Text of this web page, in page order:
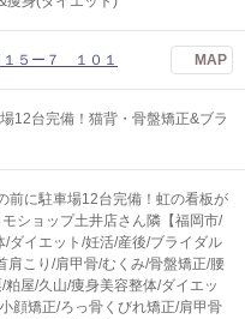
１５ー７ １０１ MAP
12台完備！猫背・骨盤矯正&ブラ
前に駐車場12台完備！虹の看板が
ショップ土井店さん隣【福岡市/
ダイエット/妊活/産後/ブライダル
肩こり/肩甲骨/むくみ/骨盤矯正/腰
屋/久山/痩身美容整体/ダイエッ
顔矯正/ろっ骨くびれ矯正/肩甲骨